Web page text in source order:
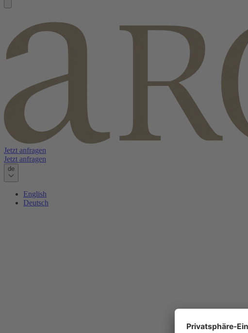
Jetzt anfragen
Jetzt anfragen
de
English
Deutsch